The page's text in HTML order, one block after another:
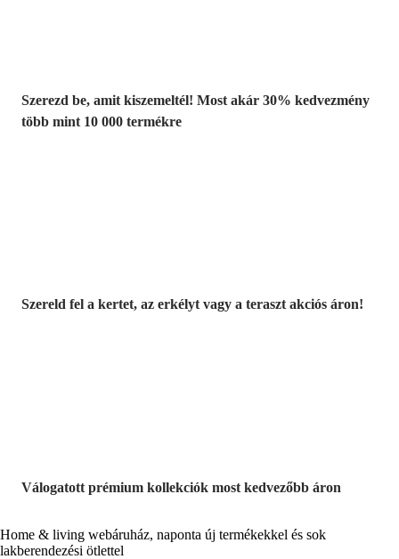
Szerezd be, amit kiszemeltél! Most akár 30% kedvezmény
több mint 10 000 termékre
Szereld fel a kertet, az erkélyt vagy a teraszt akciós áron!
Válogatott prémium kollekciók most kedvezőbb áron
Home & living webáruház, naponta új termékekkel és sok
lakberendezési ötlettel